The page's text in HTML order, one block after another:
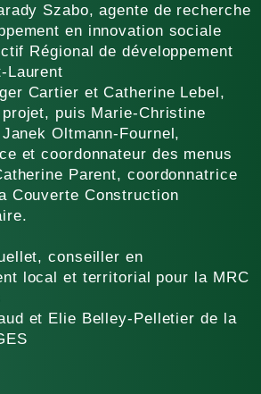
Szabo, agente de recherche
en innovation sociale
Régional de développement
Laurent
Cartier et Catherine Lebel,
puis Marie-Christine
Oltmann-Fournel,
et coordonnateur des menus
Parent, coordonnatrice
Couverte Construction
conseiller en
local et territorial pour la MRC
et Elie Belley-Pelletier de la